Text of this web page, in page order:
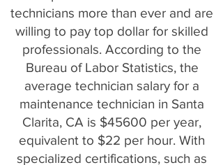
technicians more than ever and are
willing to pay top dollar for skilled
professionals. According to the
Bureau of Labor Statistics, the
average technician salary for a
maintenance technician in Santa
Clarita, CA is $45600 per year,
equivalent to $22 per hour. With
specialized certifications, such as